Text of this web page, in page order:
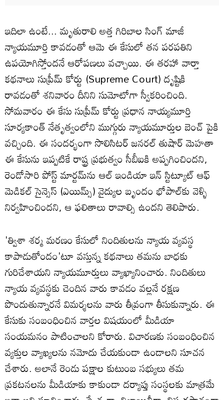
ఇదిలా ఉంటే... మృతురాలి అత్త గిరిబాల సింగ్‌ మాజీ
న్యాయమూర్తి కావడంతో ఆమె ఈ కేసులో తన పరపతిని
ఉపయోగిస్తోందనే ఆరోపణలు వచ్చాయి. ఈ తరహా వార్తా
కథనాలు సుప్రీమ్‌ కోర్టు (Supreme Court) దృష్టికి
రావడంతో శనివారం దీనిని సుమోటోగా స్వీకరించింది.
సోమవారం ఈ కేసు సుప్రీమ్‌ కోర్టు ప్రధాన నాయ్యమూర్తి
సూర్యకాంత్‌ నేతృత్వంలోని ముగ్గురు న్యాయమూర్తుల బెంచ్‌ పైకి
వచ్చింది. ఈ సందర్భంగా సొలిసిటర్ జనరల్ తుషార్‌ మెహతా
ఈ కేసును ఇప్పటికే రాష్ట్ర ప్రభుత్వం సీబీఐకి అప్పగించిందని,
రెండోసారి పోస్ట్ మార్టమ్‌ను ఆల్ ఇండియా ఇన్ స్టిట్యూట్‌ ఆఫ్‌
మెడికల్‌ సైన్సెస్‌ (ఎయిమ్స్) వైద్యుల బృందం భోపాల్‌కు వెళ్ళి
నిర్వహించిందని, ఆ ఫలితాలు రావాల్సి ఉందని తెలిపారు.
'త్విశా శర్మ మరణం కేసులో నిందితులను న్యాయ వ్యవస్థ
కాపాడుతోందం'టూ వస్తున్న కథనాలు తమను బాధకు
గురిచేశాయని న్యాయమూర్తులు వ్యాఖ్యానించారు. నిందితులు
న్యాయ వ్యవస్థకు చెందిన వారు కావడం వల్లనే రక్షణ
పొందుతున్నారనే విమర్శలను వారు తీవ్రంగా తీసుకున్నారు. ఈ
కేసుకు సంబంధించిన వార్తల విషయంలో మీడియా
సంయమనం పాటించాలని కోరారు. విచారణకు సంబంధించిన
వ్యక్తుల వ్యాఖ్యలను నమోదు చేయకుండా ఉండాలని సూచన
చేశారు. అలానే రెండు పక్షాల కుటుంబ సభ్యులు తమ
ప్రకటనలను మీడియాకు కాకుండా దర్యాప్తు సంస్థలకు మాత్రమే